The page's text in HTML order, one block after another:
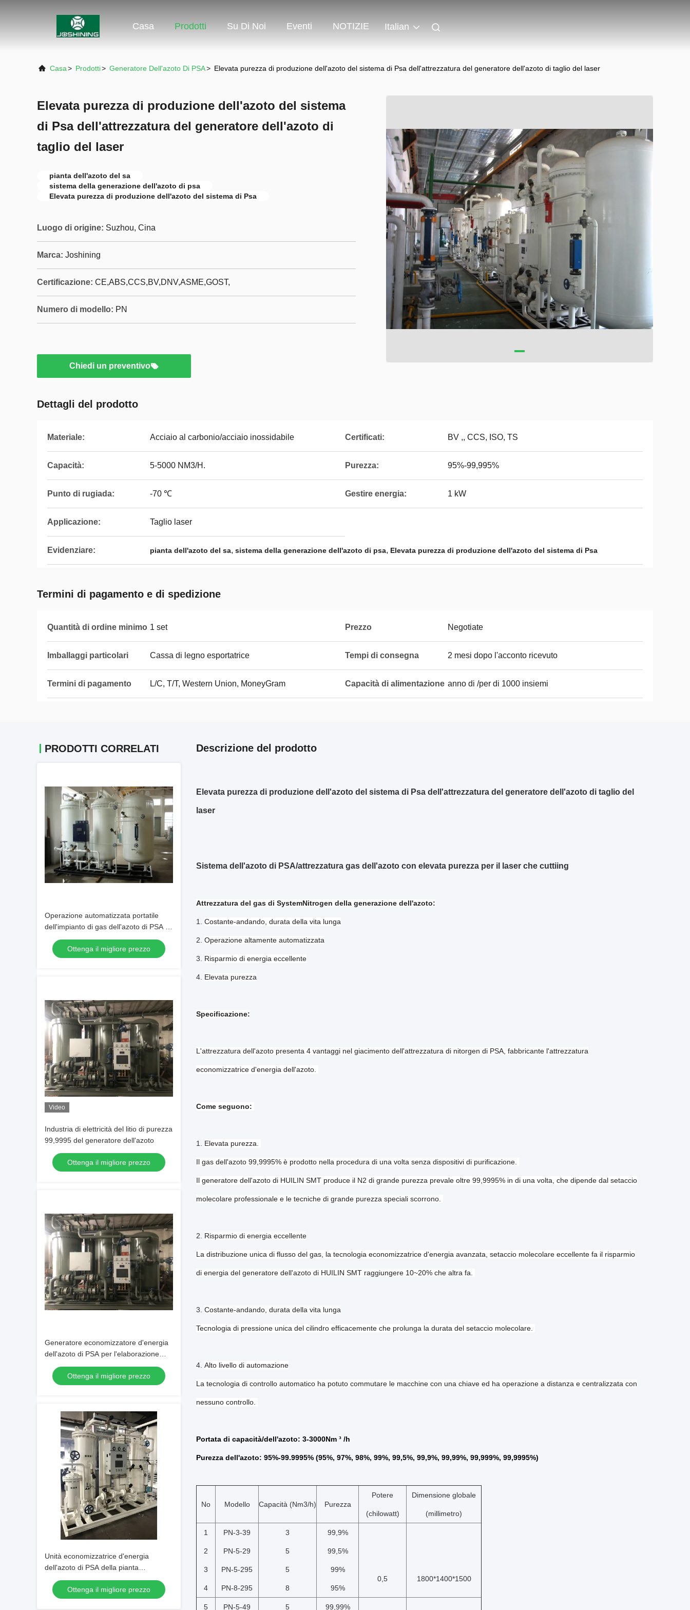
Casa Prodotti Su Di Noi Eventi NOTIZIE Italian
Casa> Prodotti> Generatore Dell'azoto Di PSA> Elevata purezza di produzione dell'azoto del sistema di Psa dell'attrezzatura del generatore dell'azoto di taglio del laser
Elevata purezza di produzione dell'azoto del sistema
di Psa dell'attrezzatura del generatore dell'azoto di
taglio del laser
pianta dell'azoto del sa
sistema della generazione dell'azoto di psa
Elevata purezza di produzione dell'azoto del sistema di Psa
Luogo di origine: Suzhou, Cina
Marca: Joshining
Certificazione: CE,ABS,CCS,BV,DNV,ASME,GOST,
Numero di modello: PN
Chiedi un preventivo
Dettagli del prodotto
Materiale: Acciaio al carbonio/acciaio inossidabile Certificati: BV ,, CCS, ISO, TS
Capacità: 5-5000 NM3/H. Purezza: 95%-99,995%
Punto di rugiada: -70 ℃ Gestire energia: 1 kW
Applicazione: Taglio laser
Evidenziare: pianta dell'azoto del sa, sistema della generazione dell'azoto di psa, Elevata purezza di produzione dell'azoto del sistema di Psa
Termini di pagamento e di spedizione
Quantità di ordine minimo 1 set Prezzo Negotiate
Imballaggi particolari Cassa di legno esportatrice Tempi di consegna 2 mesi dopo l'acconto ricevuto
Termini di pagamento L/C, T/T, Western Union, MoneyGram Capacità di alimentazione anno di /per di 1000 insiemi
PRODOTTI CORRELATI
Operazione automatizzata portatile
dell'impianto di gas dell'azoto di PSA di
dimensione astuta
Ottenga il migliore prezzo
Video
Industria di elettricità del litio di purezza
99,9995 del generatore dell'azoto
Ottenga il migliore prezzo
Generatore economizzatore d'energia
dell'azoto di PSA per l'elaborazione
della bevanda e dell'alimento
Ottenga il migliore prezzo
Unità economizzatrice d'energia
dell'azoto di PSA della pianta
industriale dell'azoto
Ottenga il migliore prezzo
Descrizione del prodotto
Elevata purezza di produzione dell'azoto del sistema di Psa dell'attrezzatura del generatore dell'azoto di taglio del
laser
Sistema dell'azoto di PSA/attrezzatura gas dell'azoto con elevata purezza per il laser che cuttiing
Attrezzatura del gas di SystemNitrogen della generazione dell'azoto:
1. Costante-andando, durata della vita lunga
2. Operazione altamente automatizzata
3. Risparmio di energia eccellente
4. Elevata purezza
Specificazione:
L'attrezzatura dell'azoto presenta 4 vantaggi nel giacimento dell'attrezzatura di nitorgen di PSA, fabbricante l'attrezzatura
economizzatrice d'energia dell'azoto.
Come seguono:
1. Elevata purezza.
Il gas dell'azoto 99,9995% è prodotto nella procedura di una volta senza dispositivi di purificazione.
Il generatore dell'azoto di HUILIN SMT produce il N2 di grande purezza prevale oltre 99,9995% in di una volta, che dipende dal setaccio
molecolare professionale e le tecniche di grande purezza speciali scorrono.
2. Risparmio di energia eccellente
La distribuzione unica di flusso del gas, la tecnologia economizzatrice d'energia avanzata, setaccio molecolare eccellente fa il risparmio
di energia del generatore dell'azoto di HUILIN SMT raggiungere 10~20% che altra fa.
3. Costante-andando, durata della vita lunga
Tecnologia di pressione unica del cilindro efficacemente che prolunga la durata del setaccio molecolare.
4. Alto livello di automazione
La tecnologia di controllo automatico ha potuto commutare le macchine con una chiave ed ha operazione a distanza e centralizzata con
nessuno controllo.
Portata di capacità/dell'azoto: 3-3000Nm ³ /h
Purezza dell'azoto: 95%-99.9995% (95%, 97%, 98%, 99%, 99,5%, 99,9%, 99,99%, 99,999%, 99,9995%)
No Modello Capacità (Nm3/h) Purezza
Potere
(chilowatt)
Dimensione globale
(millimetro)
1
2
3
4
PN-3-39
PN-5-29
PN-5-295
PN-8-295
3
5
5
8
99,9%
99,5%
99%
95%
0,5 1800*1400*1500
5 PN-5-49 5 99,99%